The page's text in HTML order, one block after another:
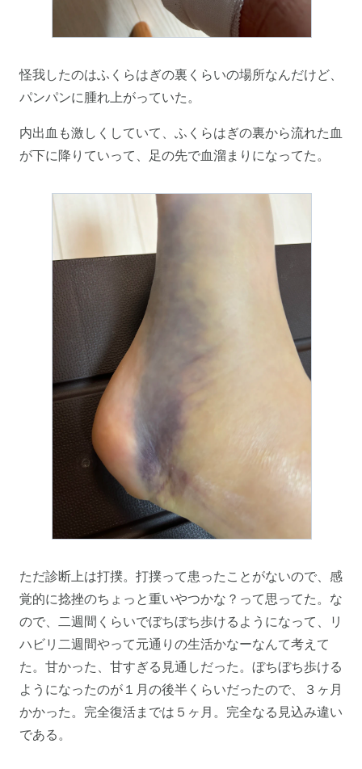
怪我したのはふくらはぎの裏くらいの場所なんだけど、
パンパンに腫れ上がっていた。
内出血も激しくしていて、ふくらはぎの裏から流れた血
が下に降りていって、足の先で血溜まりになってた。
ただ診断上は打撲。打撲って患ったことがないので、感
覚的に捻挫のちょっと重いやつかな？って思ってた。な
ので、二週間くらいでぼちぼち歩けるようになって、リ
ハビリ二週間やって元通りの生活かなーなんて考えて
た。甘かった、甘すぎる見通しだった。ぼちぼち歩ける
ようになったのが１月の後半くらいだったので、３ヶ月
かかった。完全復活までは５ヶ月。完全なる見込み違い
である。